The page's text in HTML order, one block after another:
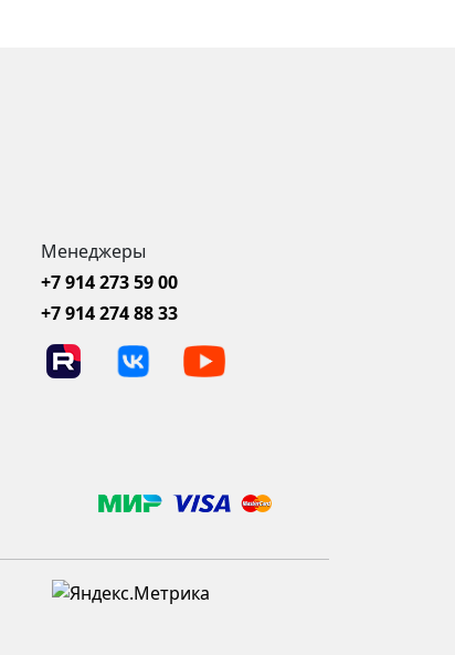
Менеджеры
+7 914 273 59 00
+7 914 274 88 33